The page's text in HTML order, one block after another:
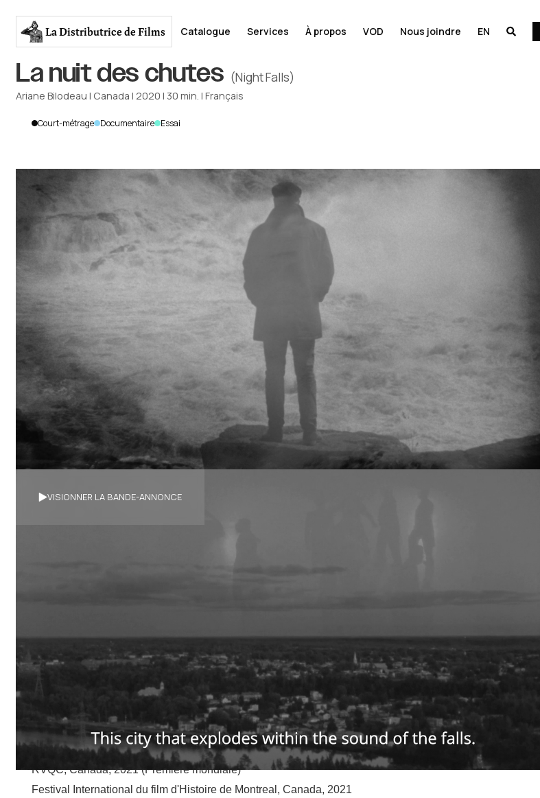
La Distributricede Films Catalogue Services À propos VOD Nous joindre EN 
La nuit des chutes (Night Falls)
Ariane Bilodeau | Canada |2020 | 30 min. |Français
Court-métrage Documentaire Essai
VISIONNER LA BANDE-ANNONCE
Synopsis
Festivals
SÉLECTIONS
RVQC, Canada, 2021 (Première mondiale)
Festival International du film d'Histoire de Montreal, Canada, 2021